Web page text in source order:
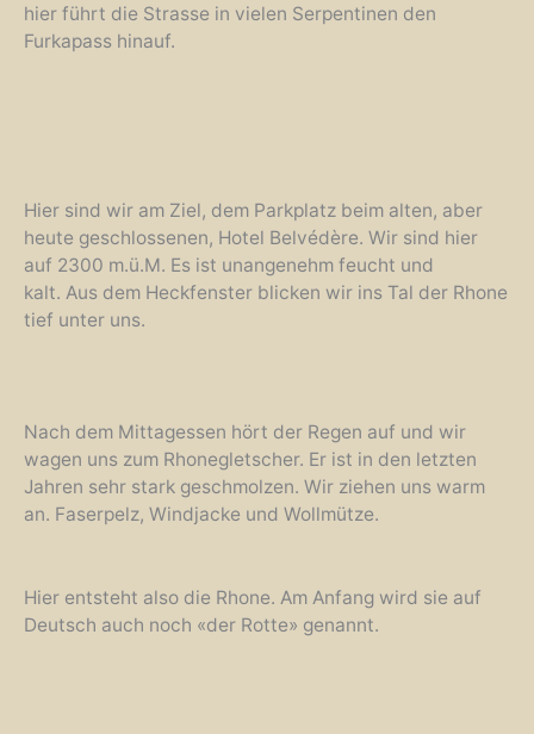
hier führt die Strasse in vielen Serpentinen den
Furkapass hinauf.
Hier sind wir am Ziel, dem Parkplatz beim alten, aber
heute geschlossenen, Hotel Belvédère. Wir sind hier
auf 2300 m.ü.M. Es ist unangenehm feucht und
kalt. Aus dem Heckfenster blicken wir ins Tal der Rhone
tief unter uns.
Nach dem Mittagessen hört der Regen auf und wir
wagen uns zum Rhonegletscher. Er ist in den letzten
Jahren sehr stark geschmolzen. Wir ziehen uns warm
an. Faserpelz, Windjacke und Wollmütze.
Hier entsteht also die Rhone. Am Anfang wird sie auf
Deutsch auch noch «der Rotte» genannt.